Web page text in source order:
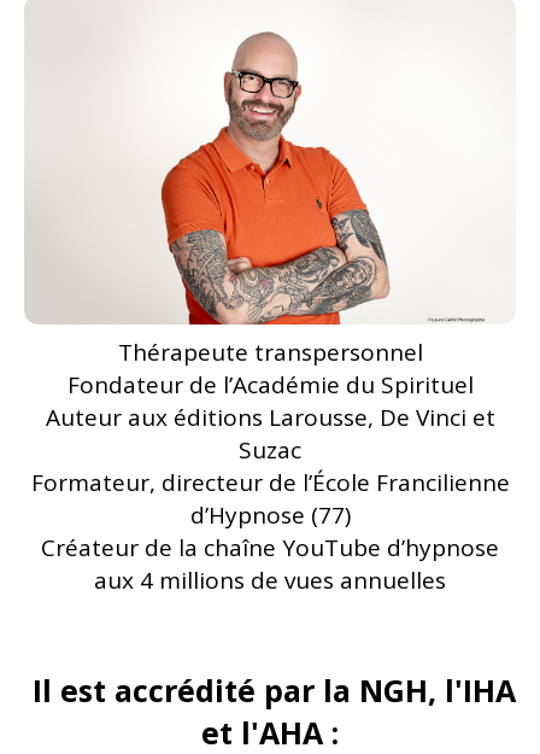
Thérapeute transpersonnel
Fondateur de l’Académie du Spirituel
Auteur aux éditions Larousse, De Vinci et
Suzac
Formateur, directeur de l’École Francilienne
d’Hypnose (77)
Créateur de la chaîne YouTube d’hypnose
aux 4 millions de vues annuelles
Il est accrédité par la NGH, l'IHA
et l'AHA :